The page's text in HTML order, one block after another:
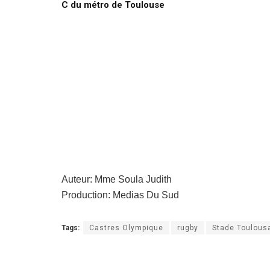
C du métro de Toulouse
Auteur: Mme Soula Judith
Production: Medias Du Sud
Tags: Castres Olympique rugby Stade